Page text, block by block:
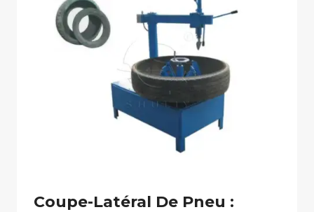
Coupe-Latéral De Pneu :